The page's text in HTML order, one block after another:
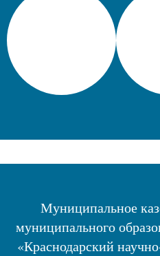
Муниципальное
муниципального
«Краснодарский